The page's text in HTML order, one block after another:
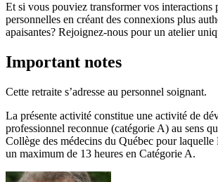
Et si vous pouviez transformer vos interactions
personnelles en créant des connexions plus
apaisantes? Rejoignez-nous pour un atelier
Important notes
Cette retraite s’adresse au personnel soignant.
La présente activité constitue une activité de
professionnel reconnue (catégorie A) au sens
Collège des médecins du Québec pour laquelle
un maximum de 13 heures en Catégorie A.